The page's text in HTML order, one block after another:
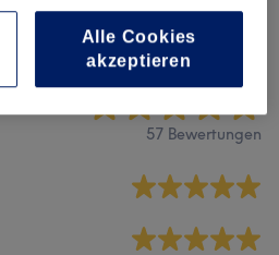
57 Bewertungen
Alle Cookies
akzeptieren